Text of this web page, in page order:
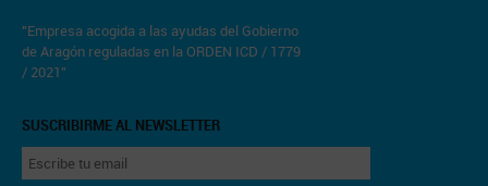
"Empresa acogida a las ayudas del Gobierno
de Aragón reguladas en la ORDEN ICD / 1779
/ 2021"
SUSCRIBIRME AL NEWSLETTER